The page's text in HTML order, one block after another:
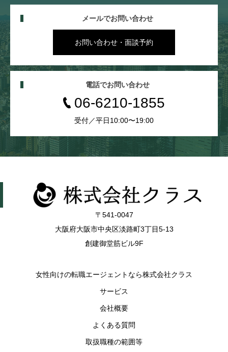
メールでお問い合わせ
お問い合わせ・面談予約
電話でお問い合わせ
06-6210-1855
受付／平日10:00〜19:00
〒541-0047
大阪府大阪市中央区淡路町3丁目5-13
創建御堂筋ビル9F
女性向けの転職エージェントなら株式会社クラス
サービス
会社概要
よくある質問
取扱職種の範囲等